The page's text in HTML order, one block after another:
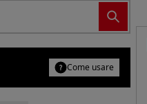
Come usare